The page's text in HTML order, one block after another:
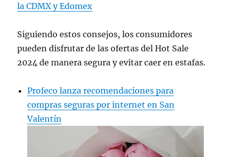
la CDMX y Edomex
Siguiendo estos consejos, los consumidores
pueden disfrutar de las ofertas del Hot Sale
2024 de manera segura y evitar caer en estafas.
Profeco lanza recomendaciones para
compras seguras por internet en San
Valentín